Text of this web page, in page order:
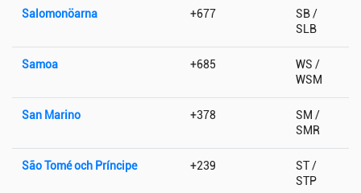
Salomonöarna +677
SB /
SLB
Samoa +685
WS /
WSM
San Marino +378
SM /
SMR
São Tomé och Príncipe +239
ST /
STP